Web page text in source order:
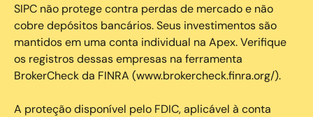
SIPC não protege contra perdas de mercado e não
cobre depósitos bancários. Seus investimentos são
mantidos em uma conta individual na Apex. Verifique
os registros dessas empresas na ferramenta
BrokerCheck da FINRA (www.brokercheck.finra.org/).
A proteção disponível pelo FDIC, aplicável à conta